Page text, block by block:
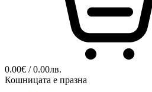
0.00€ / 0.00лв.
Кошницата е празна